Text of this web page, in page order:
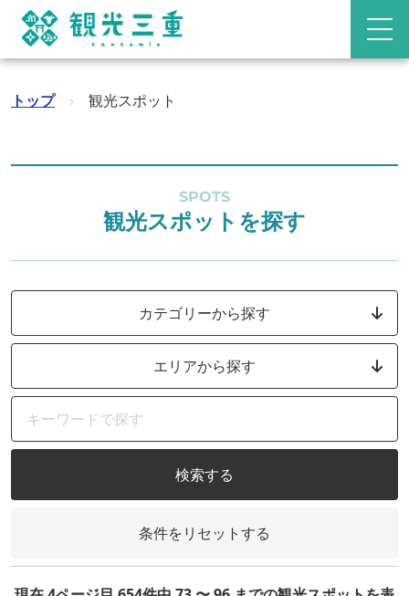
トップ › 観光スポット
SPOTS
観光スポットを探す
カテゴリーから探す
エリアから探す
検索する
条件をリセットする